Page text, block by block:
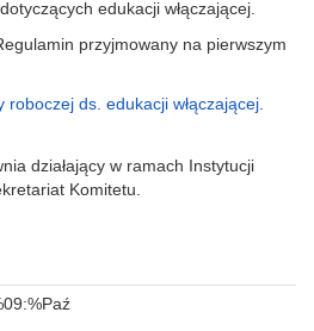
edukacji włączającej.
przyjmowany na pierwszym
roboczej ds. edukacji włączającej.
działający w ramach Instytucji
Komitetu.